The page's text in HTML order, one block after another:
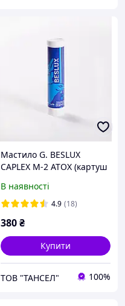
Мастило G. BESLUX
CAPLEX M-2 ATOX (картуш
промисловості
багатоцільове
В наявності
4.9 (18)
380₴
Купити
ТОВ "ТАНСЕЛ" 100%